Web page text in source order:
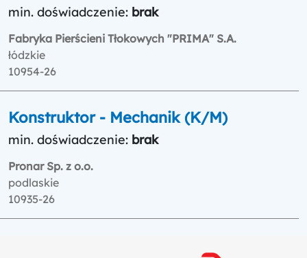
min. doświadczenie: brak
Fabryka Pierścieni Tłokowych "PRIMA" S.A.
łódzkie
10954-26
Konstruktor - Mechanik (K/M)
min. doświadczenie: brak
Pronar Sp. z o.o.
podlaskie
10935-26